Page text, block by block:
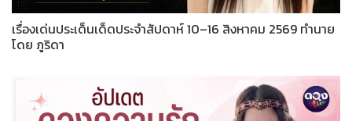
เรื่องเด่นประเด็นเด็ดประจำสัปดาห์ 10–16 สิงหาคม 2569 ทำนาย
โดย ภูริดา